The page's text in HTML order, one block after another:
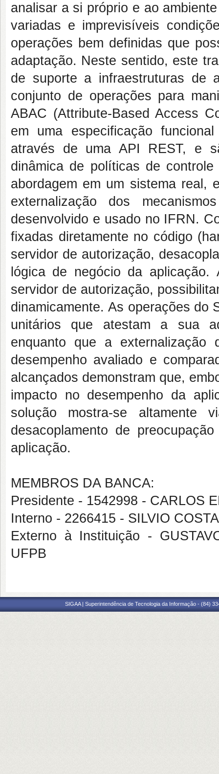
analisar a si próprio e ao
variadas e imprevisíveis
operações bem definidas que
adaptação. Neste sentido, este
de suporte a infraestruturas de
conjunto de operações para
ABAC (Attribute-Based Access
em uma especificação
através de uma API REST, e
dinâmica de políticas de
abordagem em um sistema real,
externalização dos
desenvolvido e usado no IFRN.
fixadas diretamente no código
servidor de autorização,
lógica de negócio da
servidor de autorização,
dinamicamente. As operações do
unitários que atestam a sua
enquanto que a
desempenho avaliado e
alcançados demonstram que,
impacto no desempenho da
solução mostra-se altamente
desacoplamento de
aplicação.
MEMBROS DA BANCA:
Presidente - 1542998 - CARLOS
Interno - 2266415 - SILVIO
Externo à Instituição -
UFPB
SIGAA | Superintendência de Tecnologia da Informação - (84)